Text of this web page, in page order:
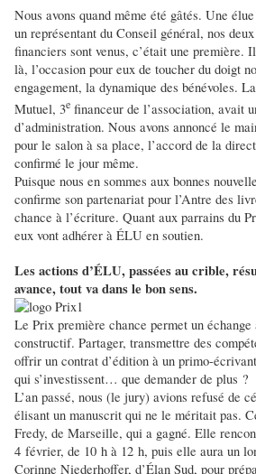
Nous avons quand même été gâtés. Une
un représentant du Conseil général, nos
financiers sont venus, c’était une première.
là, l’occasion pour eux de toucher du doigt
engagement, la dynamique des bénévoles.
Mutuel, 3e financeur de l’association, avait
d’administration. Nous avons annoncé le
pour le salon à sa place, l’accord de la
confirmé le jour même.
Puisque nous en sommes aux bonnes
confirme son partenariat pour l’Antre des
chance à l’écriture. Quant aux parrains du
eux vont adhérer à ÉLU en soutien.
Les actions d’ÉLU, passées au crible,
avance, tout va dans le bon sens.
Le Prix première chance permet un échange
constructif. Partager, transmettre des
offrir un contrat d’édition à un primo-
qui s’investissent… que demander de plus ?
L’an passé, nous (le jury) avions refusé de
élisant un manuscrit qui ne le méritait pas.
Fredy, de Marseille, qui a gagné. Elle
4 février, de 10 h à 12 h, puis elle aura un
Corinne Niederhoffer, d’Élan Sud, pour